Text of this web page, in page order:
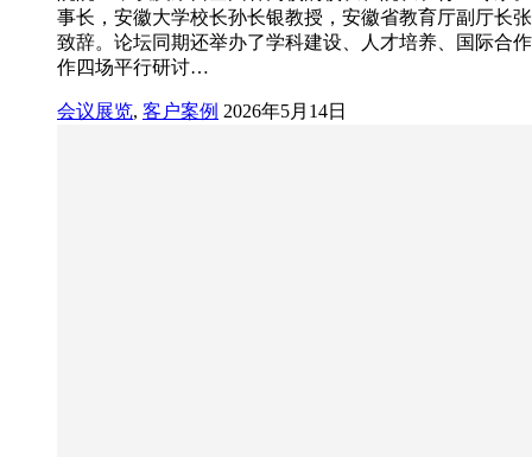
事长，安徽大学校长孙长银教授，安徽省教育厅副厅长
致辞。论坛同期还举办了学科建设、人才培养、国际合
作四场平行研讨…
会议展览, 客户案例 2026年5月14日